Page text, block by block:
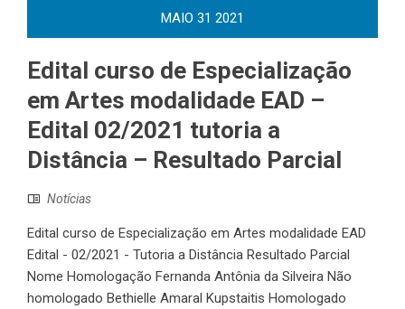
MAIO 31 2021
Edital curso de Especialização
em Artes modalidade EAD –
Edital 02/2021 tutoria a
Distância – Resultado Parcial
Notícias
Edital curso de Especialização em Artes modalidade EAD
Edital - 02/2021 - Tutoria a Distância Resultado Parcial
Nome Homologação Fernanda Antônia da Silveira Não
homologado Bethielle Amaral Kupstaitis Homologado